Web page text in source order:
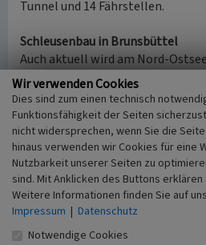
Tunnel und 14 Fährstellen.
Schleusenbau in Brunsbüttel
Auch aktuell wird am Nord-
Brunsbüttel entsteht eine fünfte
Aushub vom Bau wird hier direkt
Brunsbüttel angelandet und
Infozentrum in Brunsbüttel
Führungen einen spannenden
Bauphase.
Öffentliche Parkplätze
Parkmöglichkeiten stehen direkt
(Westseite Burg) zur Verfügung.
Wir verwenden Cookies
Dies sind zum einen technisch
Funktionsfähigkeit der Seiten
nicht widersprechen, wenn Sie die
hinaus verwenden wir Cookies für eine
Nutzbarkeit unserer Seiten zu
sind. Mit Anklicken des Buttons erklären
Weitere Informationen finden Sie auf
Impressum | Datenschutz
Notwendige Cookies